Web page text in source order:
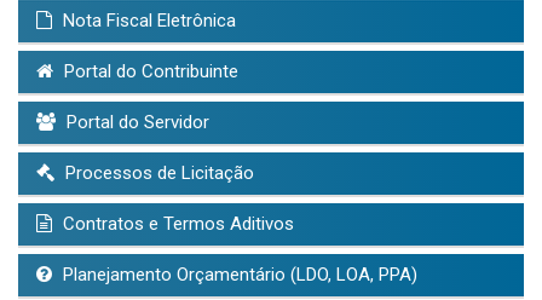
Nota Fiscal Eletrônica
Portal do Contribuinte
Portal do Servidor
Processos de Licitação
Contratos e Termos Aditivos
Planejamento Orçamentário (LDO, LOA, PPA)